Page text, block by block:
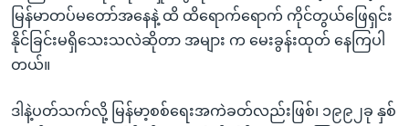
မြန်မာတပ်မတော်အနေနဲ့ ထိ ထိရောက်ရောက် ကိုင်တွယ်ဖြေရှင်း
နိုင်ခြင်းမရှိသေးသလဲဆိုတာ အများ က မေးခွန်းထုတ် နေကြပါ
တယ်။
ဒါနဲ့ပတ်သက်လို့ မြန်မာ့စစ်ရေးအကဲခတ်လည်းဖြစ်၊ ၁၉၉၂ခု နှစ်